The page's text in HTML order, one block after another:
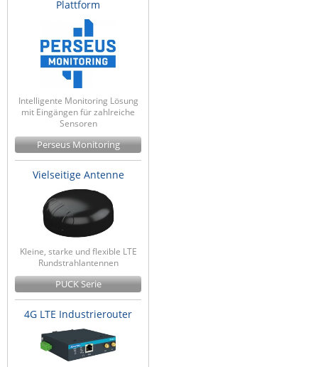
Plattform
Intelligente Monitoring Lösung
mit Eingängen für zahlreiche
Sensoren
Perseus Monitoring
Vielseitige Antenne
Kleine, starke und flexible LTE
Rundstrahlantennen
PUCK Serie
4G LTE Industrierouter